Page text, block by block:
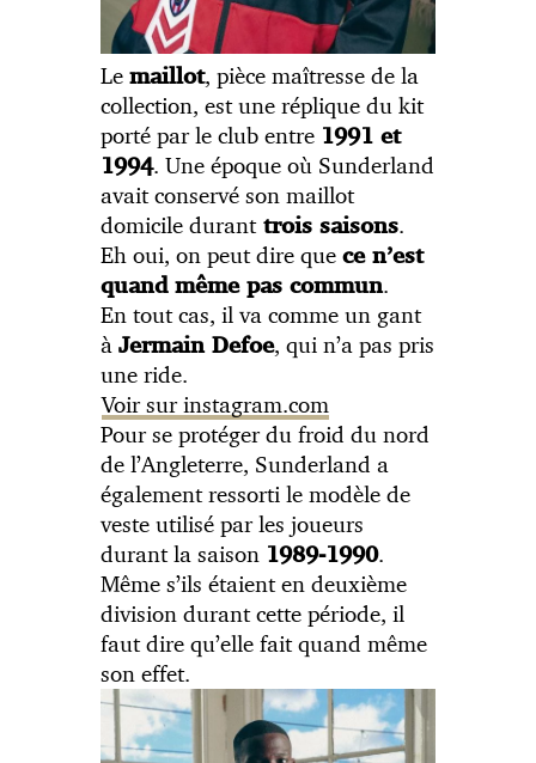
Lemaillot, pièce maîtresse de la
collection, est une réplique du kit
porté par le club entre 1991 et
1994. Une époque où Sunderland
avait conservé son maillot
domicile duranttrois saisons.
Eh oui, on peut dire quece n’est
quand même pas commun.
En tout cas, il va comme un gant
àJermain Defoe, qui n’a pas pris
une ride.
Voir sur instagram.com
Pour se protéger du froid du nord
de l’Angleterre, Sunderland a
également ressorti le modèle de
veste utilisé par les joueurs
durant la saison 1989-1990.
Même s’ils étaient en deuxième
division durant cette période, il
faut dire qu’elle fait quand même
son effet.